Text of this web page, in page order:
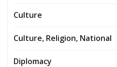
Culture
Culture, Religion, National
Diplomacy